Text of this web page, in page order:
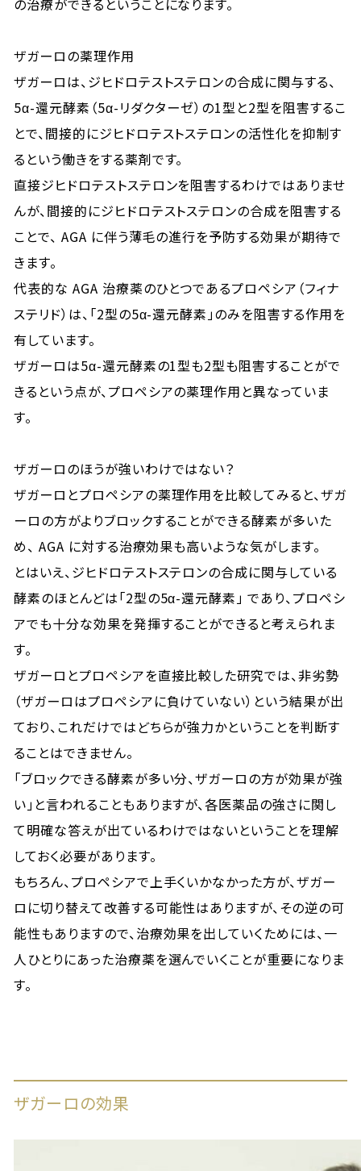
の治療ができるということになります。
ザガーロの薬理作用
ザガーロは、ジヒドロテストステロンの合成に関与する、
5α-還元酵素（5α-リダクターゼ）の1型と2型を阻害するこ
とで、間接的にジヒドロテストステロンの活性化を抑制す
るという働きをする薬剤です。
直接ジヒドロテストステロンを阻害するわけではありませ
んが、間接的にジヒドロテストステロンの合成を阻害する
ことで、 AGA に伴う薄毛の進行を予防する効果が期待で
きます。
代表的な AGA 治療薬のひとつであるプロペシア（フィナ
ステリド）は、「2型の5α-還元酵素」のみを阻害する作用を
有しています。
ザガーロは5α-還元酵素の1型も2型も阻害することがで
きるという点が、プロペシアの薬理作用と異なっていま
す。
ザガーロのほうが強いわけではない？
ザガーロとプロペシアの薬理作用を比較してみると、ザガ
ーロの方がよりブロックすることができる酵素が多いた
め、 AGA に対する治療効果も高いような気がします。
とはいえ、ジヒドロテストステロンの合成に関与している
酵素のほとんどは「2型の5α-還元酵素」 であり、プロペシ
アでも十分な効果を発揮することができると考えられま
す。
ザガーロとプロペシアを直接比較した研究では、非劣勢
（ザガーロはプロペシアに負けていない）という結果が出
ており、これだけではどちらが強力かということを判断す
ることはできません。
「ブロックできる酵素が多い分、ザガーロの方が効果が強
い」と言われることもありますが、各医薬品の強さに関し
て明確な答えが出ているわけではないということを理解
しておく必要があります。
もちろん、プロペシアで上手くいかなかった方が、ザガー
ロに切り替えて改善する可能性はありますが、その逆の可
能性もありますので、治療効果を出していくためには、一
人ひとりにあった治療薬を選んでいくことが重要になりま
す。
ザガーロの効果